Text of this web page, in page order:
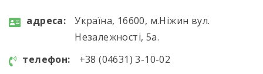
aдресa:
Україна, 16600, м.Ніжин вул.
Незалежності, 5а.
телефон:
+38 (04631) 3-10-02